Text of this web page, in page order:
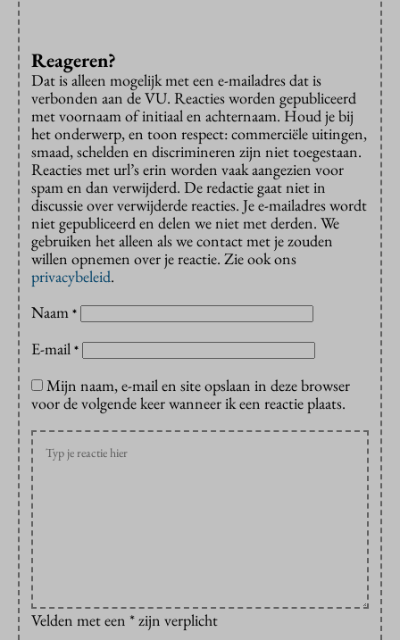
Reageren?
Dat is alleen mogelijk met een e-mailadres dat is
verbonden aan de VU. Reacties worden gepubliceerd
met voornaam of initiaal en achternaam. Houd je bij
het onderwerp, en toon respect: commerciële uitingen,
smaad, schelden en discrimineren zijn niet toegestaan.
Reacties met url’s erin worden vaak aangezien voor
spam en dan verwijderd. De redactie gaat niet in
discussie over verwijderde reacties. Je e-mailadres wordt
niet gepubliceerd en delen we niet met derden. We
gebruiken het alleen als we contact met je zouden
willen opnemen over je reactie. Zie ook ons
privacybeleid.
Naam *
E-mail *
Mijn naam, e-mail en site opslaan in deze browser
voor de volgende keer wanneer ik een reactie plaats.
Velden met een * zijn verplicht